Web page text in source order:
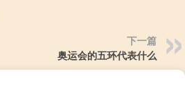
下一篇
奥运会的五环代表什么